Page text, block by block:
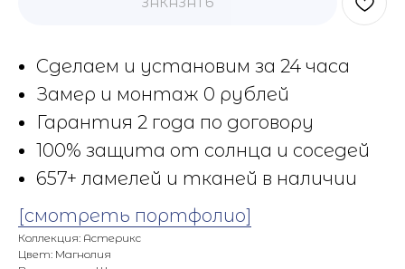
Сделаем и установим за 24 часа
Замер и монтаж 0 рублей
Гарантия 2 года по договору
100% защита от солнца и соседей
657+ ламелей и тканей в наличии
[смотреть портфолио]
Коллекция: Астерикс
Цвет: Магнолия